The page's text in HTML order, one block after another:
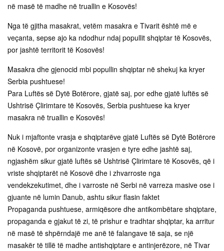
në masë të madhe në truallin e Kosovës!
Nga të gjitha masakrat, vetëm masakra e Tivarit është më e
veçanta, sepse ajo ka ndodhur ndaj popullit shqiptar të Kosovës,
por jashtë territorit të Kosovës!
Masakra dhe gjenocid mbi popullin shqiptar në shekuj ka kryer
Serbia pushtuese!
Para Luftës së Dytë Botërore, gjatë saj, por edhe gjatë luftës së
Ushtrisë Çlirimtare të Kosovës, Serbia pushtuese ka kryer
masakra në truallin e Kosovës!
Nuk i mjaftonte vrasja e shqiptarëve gjatë Luftës së Dytë Botërore
në Kosovë, por organizonte vrasjen e tyre edhe jashtë saj,
ngjashëm sikur gjatë luftës së Ushtrisë Çlirimtare të Kosovës, që i
vriste shqiptarët në Kosovë dhe i zhvarroste nga
vendekzekutimet, dhe i varroste në Serbi në varreza masive ose i
gjuante në lumin Danub, ashtu sikur flasin faktet
Propaganda pushtuese, armiqësore dhe antikombëtare shqiptare,
propaganda e gjakut të zi, të prishur e tradhtar shqiptar, ka arritur
në masë të shpërndajë me anë të falangave të saja, se një
masakër të tillë të madhe antishqiptare e antinjerëzore, në Tivar